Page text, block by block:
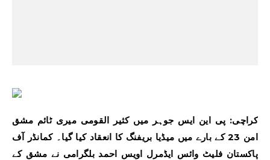
کراچی: پی این ایس جوہر میں کثیر القومی میری ٹائم مشق
امن 23 کے بارے میں میڈیا بریفنگ کا انعقاد کیا گیا۔ کمانڈر آف
پاکستان فلیٹ وائس ایڈمرل اویس احمد بلگرامی نے مشق کے